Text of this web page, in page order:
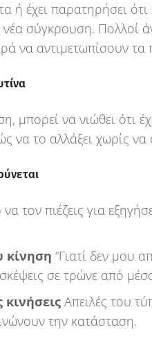
ή έχει παρατηρήσει ότι
σύγκρουση. Πολλοί
να αντιμετωπίσουν
μπορεί να νιώθει ότι
να το αλλάξει χωρίς
τον πιέζεις για
κίνηση “Γιατί δεν μου
σε τρώνε από
Απειλές του
την κατάσταση.